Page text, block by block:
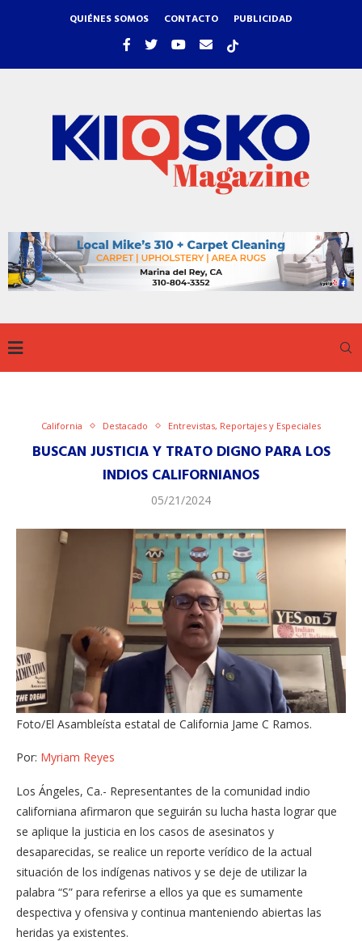
QUIÉNES SOMOS CONTACTO PUBLICIDAD
California Destacado Entrevistas, Reportajes y Especiales
BUSCAN JUSTICIA Y TRATO DIGNO PARA LOS
INDIOS CALIFORNIANOS
05/21/2024
Foto/El Asambleísta estatal de California Jame C Ramos.
Por: Myriam Reyes
Los Ángeles, Ca.- Representantes de la comunidad indio
californiana afirmaron que seguirán su lucha hasta lograr que
se aplique la justicia en los casos de asesinatos y
desaparecidas, se realice un reporte verídico de la actual
situación de los indígenas nativos y se deje de utilizar la
palabra “S” para referirse a ellos ya que es sumamente
despectiva y ofensiva y continua manteniendo abiertas las
heridas ya existentes.